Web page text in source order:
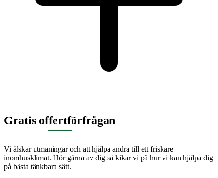
Gratis offertförfrågan
Vi älskar utmaningar och att hjälpa andra till ett friskare
inomhusklimat. Hör gärna av dig så kikar vi på hur vi kan hjälpa dig
på bästa tänkbara sätt.